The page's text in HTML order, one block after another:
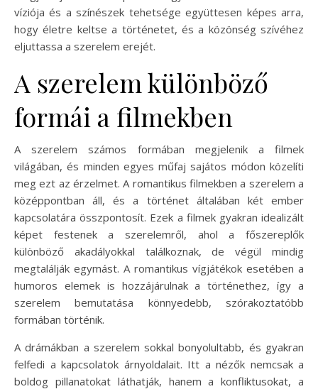
víziója és a színészek tehetsége együttesen képes arra,
hogy életre keltse a történetet, és a közönség szívéhez
eljuttassa a szerelem erejét.
A szerelem különböző
formái a filmekben
A szerelem számos formában megjelenik a filmek
világában, és minden egyes műfaj sajátos módon közelíti
meg ezt az érzelmet. A romantikus filmekben a szerelem a
középpontban áll, és a történet általában két ember
kapcsolatára összpontosít. Ezek a filmek gyakran idealizált
képet festenek a szerelemről, ahol a főszereplők
különböző akadályokkal találkoznak, de végül mindig
megtalálják egymást. A romantikus vígjátékok esetében a
humoros elemek is hozzájárulnak a történethez, így a
szerelem bemutatása könnyedebb, szórakoztatóbb
formában történik.
A drámákban a szerelem sokkal bonyolultabb, és gyakran
felfedi a kapcsolatok árnyoldalait. Itt a nézők nemcsak a
boldog pillanatokat láthatják, hanem a konfliktusokat, a